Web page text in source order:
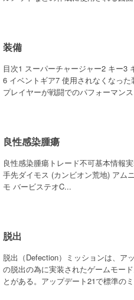
装備
目次1 スーパーチャージャー2 キー3
6 イベントギア7 使用されなくなった
プレイヤーが戦闘でのパフォーマン
良性感染腫瘍
良性感染腫瘍トレード不可基本情報
手先ダイモス (カンビオン荒地) アム
モ バービステオC...
脱出
脱出（Defection）ミッションは、ア
の脱出の為に実装されたゲームモー
とがある。アップデート21で標準の